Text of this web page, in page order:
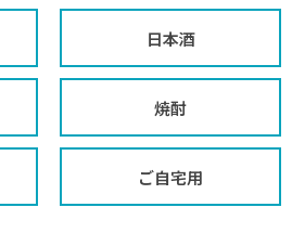
日本酒
焼酎
ご自宅用